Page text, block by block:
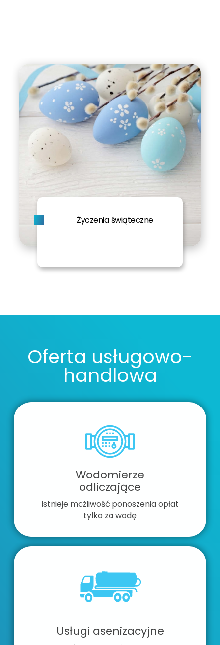
Życzenia świąteczne
Oferta usługowo-
handlowa
Wodomierze
odliczające
Istnieje możliwość ponoszenia opłat
tylko za wodę
Usługi asenizacyjne